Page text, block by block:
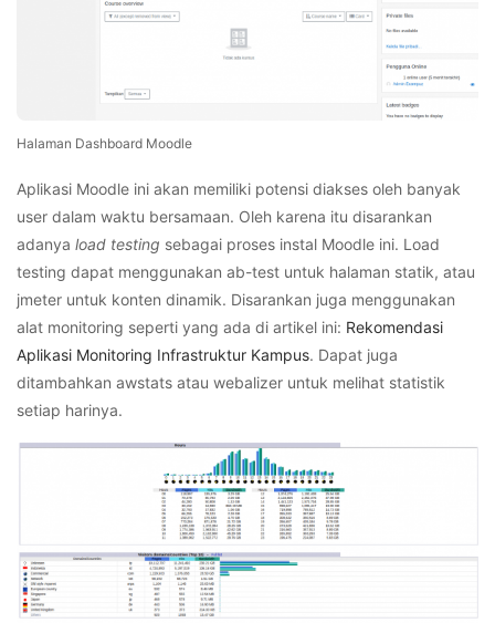
Halaman Dashboard Moodle
Aplikasi Moodle ini akan memiliki potensi diakses oleh banyak
user dalam waktu bersamaan. Oleh karena itu disarankan
adanya load testing sebagai proses instal Moodle ini. Load
testing dapat menggunakan ab-test untuk halaman statik, atau
jmeter untuk konten dinamik. Disarankan juga menggunakan
alat monitoring seperti yang ada di artikel ini: Rekomendasi
Aplikasi Monitoring Infrastruktur Kampus. Dapat juga
ditambahkan awstats atau webalizer untuk melihat statistik
setiap harinya.